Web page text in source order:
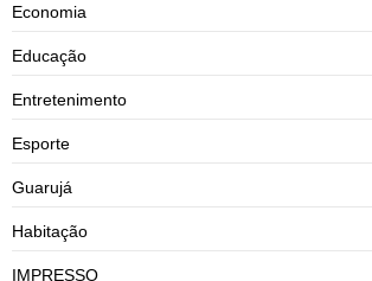
Economia
Educação
Entretenimento
Esporte
Guarujá
Habitação
IMPRESSO